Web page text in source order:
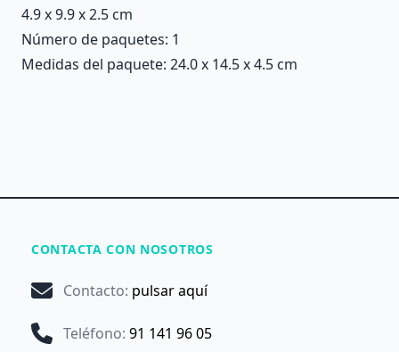
4.9 x 9.9 x 2.5 cm
Número de paquetes: 1
Medidas del paquete: 24.0 x 14.5 x 4.5 cm
CONTACTA CON NOSOTROS
Contacto: pulsar aquí
Teléfono: 91 141 96 05